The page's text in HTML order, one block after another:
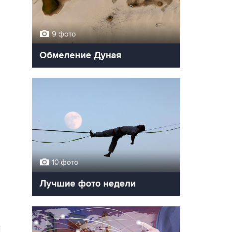
9 фото
Обмеление Дуная
10 фото
Лучшие фото недели